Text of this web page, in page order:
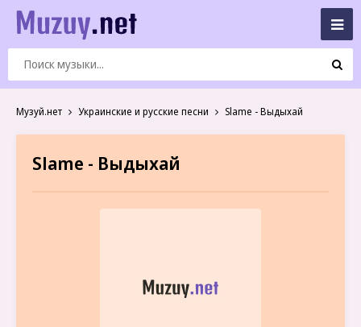
Музуй.нет Украинские и русские песни Slame - Выдыхай
Slame - Выдыхай